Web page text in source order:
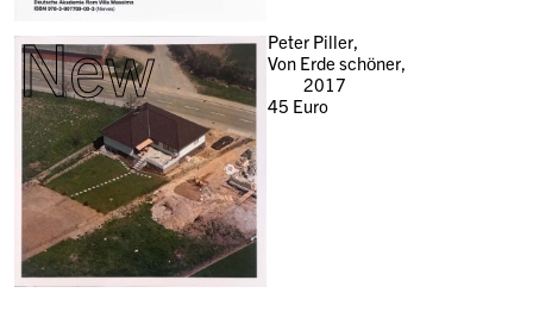
New
Peter Piller,
Von Erde schöner,
2017
45 Euro